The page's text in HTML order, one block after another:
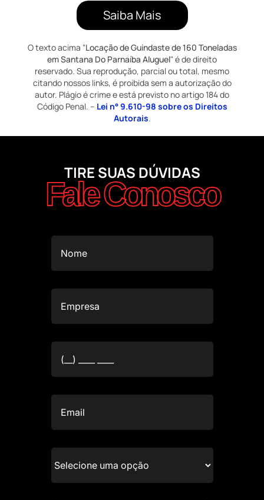
Saiba Mais
O texto acima "Locação de Guindaste de 160 Toneladas
em Santana Do Parnaíba Aluguel" é de direito
reservado. Sua reprodução, parcial ou total, mesmo
citando nossos links, é proibida sem a autorização do
autor. Plágio é crime e está previsto no artigo 184 do
Código Penal. – Lei n° 9.610-98 sobre os Direitos
Autorais.
TIRE SUAS DÚVIDAS
Fale Conosco